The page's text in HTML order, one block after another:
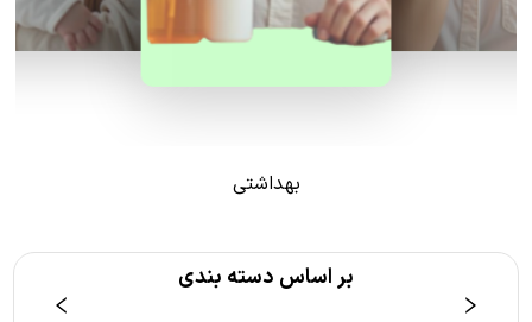
بهداشتی
بر اساس دسته بندی